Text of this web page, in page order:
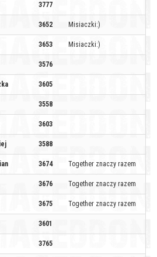
3777
3652 Misiaczki:)
3653 Misiaczki:)
3576
3605
3558
3603
3588
3674 Together znaczy razem
3676 Together znaczy razem
3675 Together znaczy razem
3601
3765